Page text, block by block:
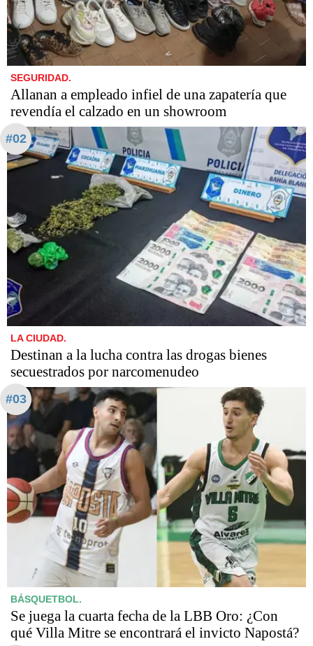
SEGURIDAD.
Allanan a empleado infiel de una zapatería que
revendía el calzado en un showroom
#02
LA CIUDAD.
Destinan a la lucha contra las drogas bienes
secuestrados por narcomenudeo
#03
BÁSQUETBOL.
Se juega la cuarta fecha de la LBB Oro: ¿Con
qué Villa Mitre se encontrará el invicto Napostá?